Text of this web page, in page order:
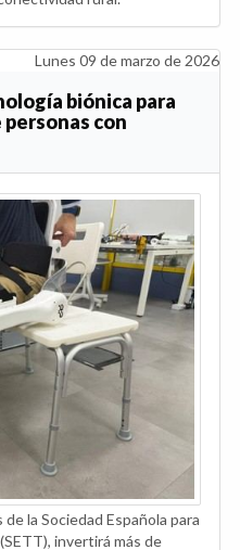
Lunes 09 de marzo de 2026
biónica para
con
la Sociedad Española para
invertirá más de